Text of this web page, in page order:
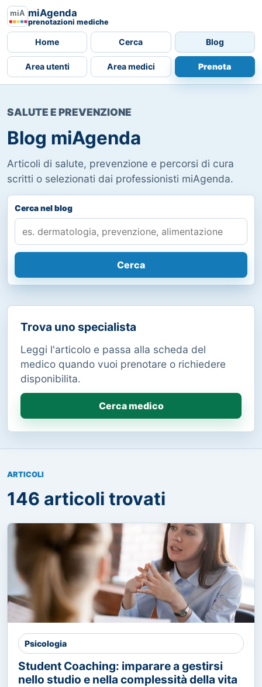
miAgenda
prenotazioni mediche
Home Cerca Blog
Area utenti Area medici Prenota
SALUTE E PREVENZIONE
Blog miAgenda
Articoli di salute, prevenzione e percorsi di cura
scritti o selezionati dai professionisti miAgenda.
Cerca nel blog
Cerca
Trova uno specialista
Leggi l'articolo e passa alla scheda del
medico quando vuoi prenotare o richiedere
disponibilita.
Cerca medico
ARTICOLI
146 articoli trovati
Psicologia
Student Coaching: imparare a gestirsi
nello studio e nella complessità della vita